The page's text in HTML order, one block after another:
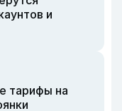
и
тарифы на